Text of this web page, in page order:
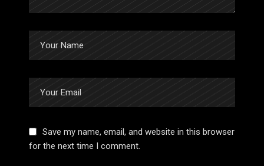
Save my name, email, and website in this browser
for the next time I comment.